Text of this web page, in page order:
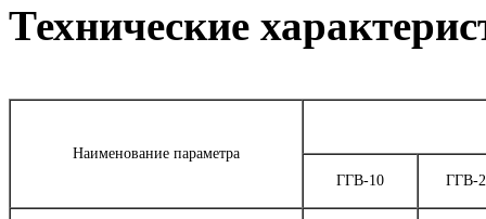
Технические
Наименование параметра
ГГВ-10
ГГВ-